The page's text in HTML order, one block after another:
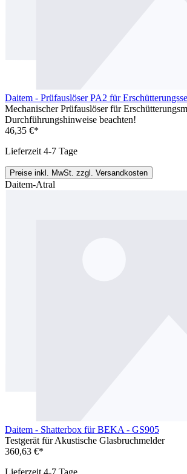
Daitem - Prüfauslöser PA2 für
Mechanischer Prüfauslöser für
Durchführungshinweise beachten!
46,35 €*
Lieferzeit 4-7 Tage
Preise inkl. MwSt. zzgl. Versandkosten
Daitem-Atral
Daitem - Shatterbox für BEKA - GS905
Testgerät für Akustische Glasbruchmelder
360,63 €*
Lieferzeit 4-7 Tage